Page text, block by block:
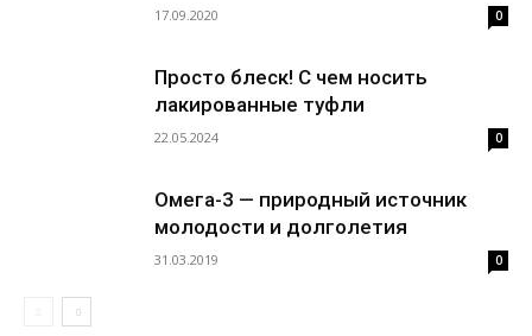
17.09.2020 0
Просто блеск! С чем носить
лакированные туфли
22.05.2024 0
Омега-3 — природный источник
молодости и долголетия
31.03.2019 0